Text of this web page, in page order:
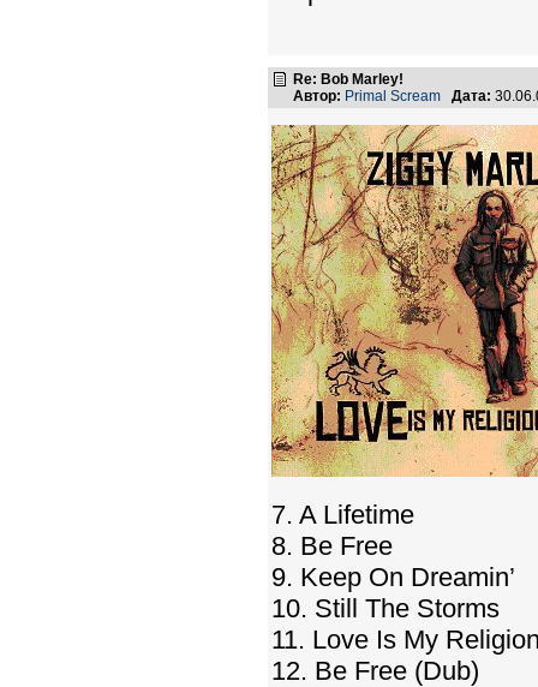
Re: Bob Marley!
Автор: Primal Scream Дата:
7. A Lifetime
8. Be Free
9. Keep On Dreamin’
10. Still The Storms
11. Love Is My
12. Be Free (Dub)